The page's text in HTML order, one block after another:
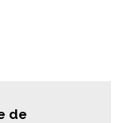
de